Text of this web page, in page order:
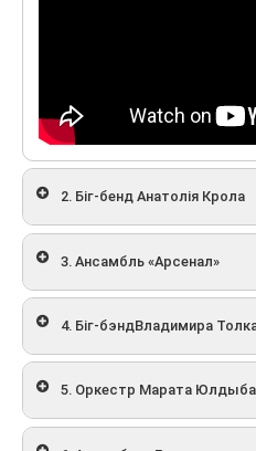
2. Біг-бенд Анатолія Крола
3. Ансамбль «Арсенал»
4. Біг-бэндВладимира
5. Оркестр Марата